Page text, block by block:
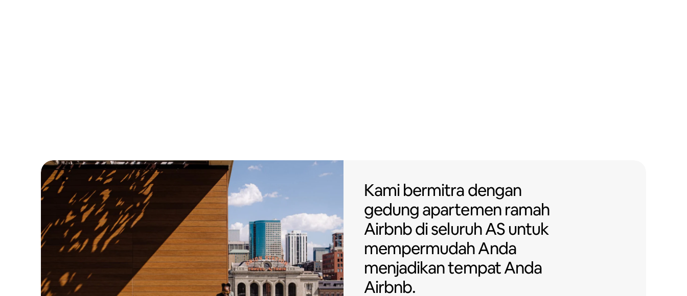
Kami bermitra dengan gedung apartemen
Kami bermitradengan
gedung apartemen ramah
Airbnb di seluruh AS untuk
mempermudah Anda
menjadikan tempat Anda
Airbnb.